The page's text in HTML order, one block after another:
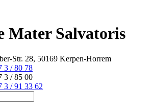
Mater Salvatoris
Str. 28, 50169 Kerpen-Horrem
3 / 80 78
3 / 85 00
3 / 91 33 62